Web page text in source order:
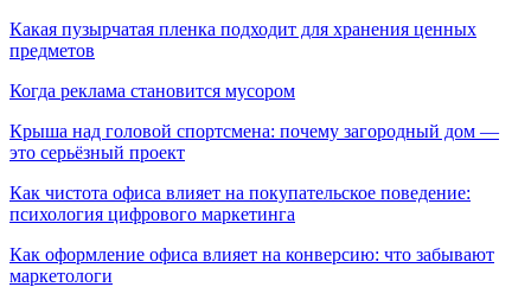
Какая пузырчатая пленка подходит для хранения ценных
предметов
Когда реклама становится мусором
Крыша над головой спортсмена: почему загородный дом —
это серьёзный проект
Как чистота офиса влияет на покупательское поведение:
психология цифрового маркетинга
Как оформление офиса влияет на конверсию: что забывают
маркетологи